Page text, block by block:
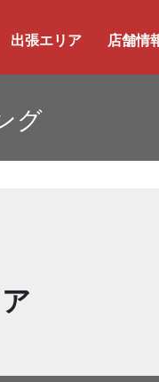
出張エリア 店舗情
グ